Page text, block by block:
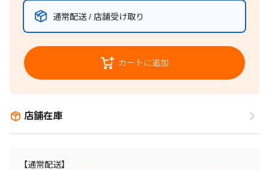
通常配送 / 店舗受け取り
カートに追加
店舗在庫
【通常配送】